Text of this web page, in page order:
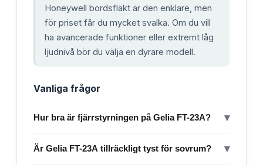
Honeywell bordsfläkt är den enklare, men
för priset får du mycket svalka. Om du vill
ha avancerade funktioner eller extremt låg
ljudnivå bör du välja en dyrare modell.
Vanliga frågor
Hur bra är fjärrstyrningen på Gelia FT-23A? ▾
Är Gelia FT-23A tillräckligt tyst för sovrum? ▾